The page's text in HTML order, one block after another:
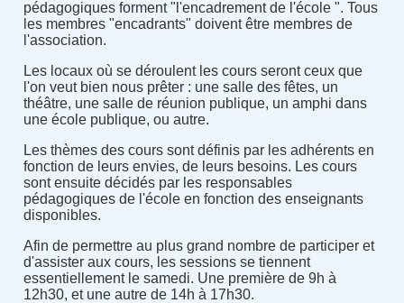
pédagogiques forment "l'encadrement de l'école ". Tous
les membres "encadrants" doivent être membres de
l'association.
Les locaux où se déroulent les cours seront ceux que
l'on veut bien nous prêter : une salle des fêtes, un
théâtre, une salle de réunion publique, un amphi dans
une école publique, ou autre.
Les thèmes des cours sont définis par les adhérents en
fonction de leurs envies, de leurs besoins. Les cours
sont ensuite décidés par les responsables
pédagogiques de l'école en fonction des enseignants
disponibles.
Afin de permettre au plus grand nombre de participer et
d'assister aux cours, les sessions se tiennent
essentiellement le samedi. Une première de 9h à
12h30, et une autre de 14h à 17h30.